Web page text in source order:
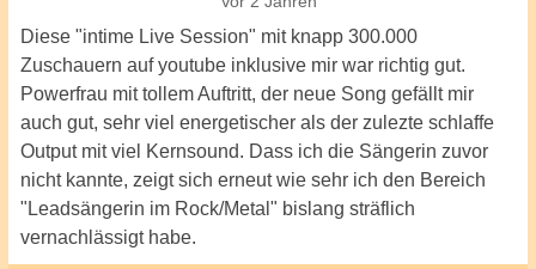
Diese "intime Live Session" mit knapp 300.000
Zuschauern auf youtube inklusive mir war richtig gut.
Powerfrau mit tollem Auftritt, der neue Song gefällt mir
auch gut, sehr viel energetischer als der zulezte schlaffe
Output mit viel Kernsound. Dass ich die Sängerin zuvor
nicht kannte, zeigt sich erneut wie sehr ich den Bereich
"Leadsängerin im Rock/Metal" bislang sträflich
vernachlässigt habe.